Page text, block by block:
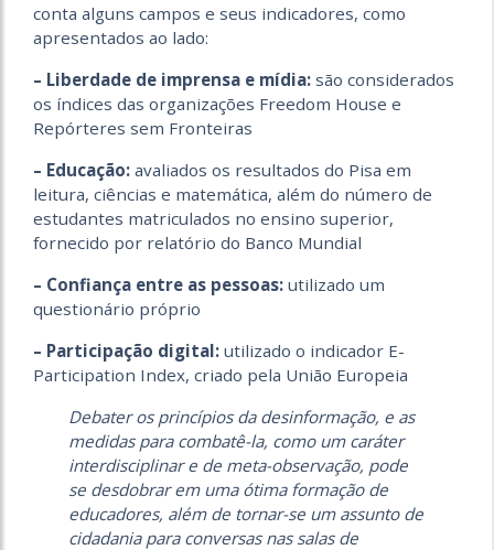
conta alguns campos e seus indicadores, como
apresentados ao lado:
– Liberdade de imprensa e mídia: são considerados
os índices das organizações Freedom House e
Repórteres sem Fronteiras
– Educação: avaliados os resultados do Pisa em
leitura, ciências e matemática, além do número de
estudantes matriculados no ensino superior,
fornecido por relatório do Banco Mundial
– Confiança entre as pessoas: utilizado um
questionário próprio
– Participação digital: utilizado o indicador E-
Participation Index, criado pela União Europeia
Debater os princípios da desinformação, e as
medidas para combatê-la, como um caráter
interdisciplinar e de meta-observação, pode
se desdobrar em uma ótima formação de
educadores, além de tornar-se um assunto de
cidadania para conversas nas salas de